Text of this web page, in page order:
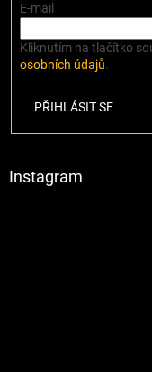
E-mail
Kliknutím na tlačítko
osobních údajů.
PŘIHLÁSIT SE
Instagram